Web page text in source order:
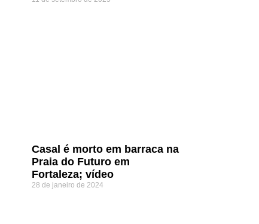
Casal é morto em barraca na
Praia do Futuro em
Fortaleza; vídeo
28 de janeiro de 2024